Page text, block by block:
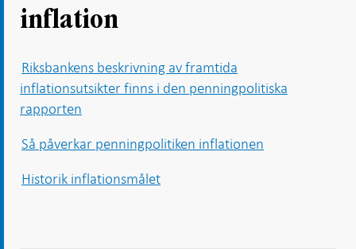
inflation
Riksbankens beskrivning av framtida
inflationsutsikter finns i den penningpolitiska
rapporten
Så påverkar penningpolitiken inflationen
Historik inflationsmålet